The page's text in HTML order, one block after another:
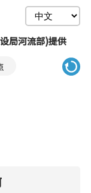
局河流部)提供